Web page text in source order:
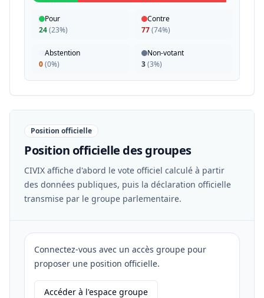
Pour
24(23%)
Contre
77(74%)
Abstention
0(0%)
Non-votant
3(3%)
Position officielle
Position officielle des groupes
CIVIX affiche d'abord le vote officiel calculé à partir
des données publiques, puis la déclaration officielle
transmise par le groupe parlementaire.
Connectez-vous avec un accès groupe pour
proposer une position officielle.
Accéder à l'espace groupe